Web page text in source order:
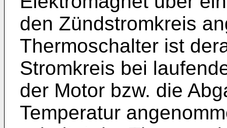
den Zündstromkreis
Thermoschalter ist
Stromkreis bei
der Motor bzw. die
Temperatur